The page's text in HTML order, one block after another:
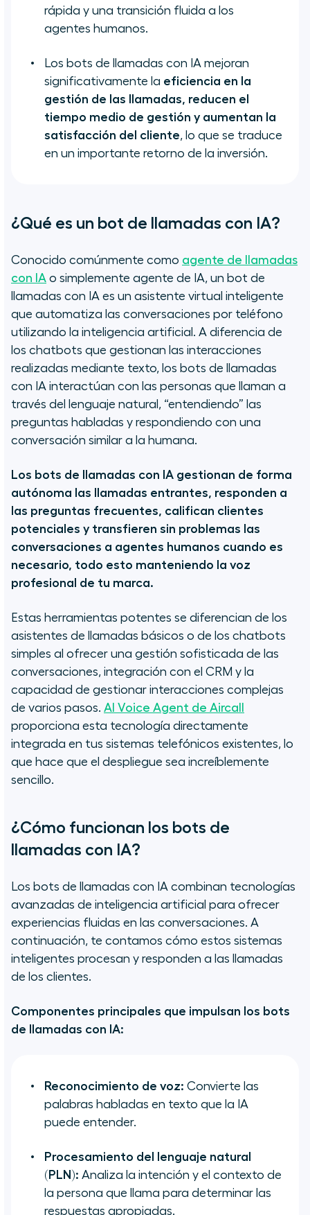
rápida y una transición fluida a los
agentes humanos.
Los bots de llamadas con IA mejoran
significativamente la eficiencia en la
gestión de las llamadas, reducen el
tiempo medio de gestión y aumentan la
satisfacción del cliente, lo que se traduce
en un importante retorno de la inversión.
¿Qué es un bot de llamadas con IA?
Conocido comúnmente como agente de llamadas
con IA o simplemente agente de IA, un bot de
llamadas con IA es un asistente virtual inteligente
que automatiza las conversaciones por teléfono
utilizando la inteligencia artificial. A diferencia de
los chatbots que gestionan las interacciones
realizadas mediante texto, los bots de llamadas
con IA interactúan con las personas que llaman a
través del lenguaje natural, “entendiendo” las
preguntas habladas y respondiendo con una
conversación similar a la humana.
Los bots de llamadas con IA gestionan de forma
autónoma las llamadas entrantes, responden a
las preguntas frecuentes, califican clientes
potenciales y transfieren sin problemas las
conversaciones a agentes humanos cuando es
necesario, todo esto manteniendo la voz
profesional de tu marca.
Estas herramientas potentes se diferencian de los
asistentes de llamadas básicos o de los chatbots
simples al ofrecer una gestión sofisticada de las
conversaciones, integración con el CRM y la
capacidad de gestionar interacciones complejas
de varios pasos. AI Voice Agent de Aircall
proporciona esta tecnología directamente
integrada en tus sistemas telefónicos existentes, lo
que hace que el despliegue sea increíblemente
sencillo.
¿Cómo funcionan los bots de
llamadas con IA?
Los bots de llamadas con IA combinan tecnologías
avanzadas de inteligencia artificial para ofrecer
experiencias fluidas en las conversaciones. A
continuación, te contamos cómo estos sistemas
inteligentes procesan y responden a las llamadas
de los clientes.
Componentes principales que impulsan los bots
de llamadas con IA:
Reconocimiento de voz: Convierte las
palabras habladas en texto que la IA
puede entender.
Procesamiento del lenguaje natural
(PLN): Analiza la intención y el contexto de
la persona que llama para determinar las
respuestas apropiadas.